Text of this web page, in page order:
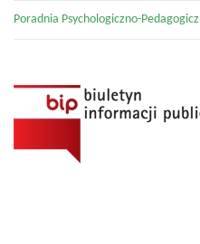
Poradnia Psychologiczno-